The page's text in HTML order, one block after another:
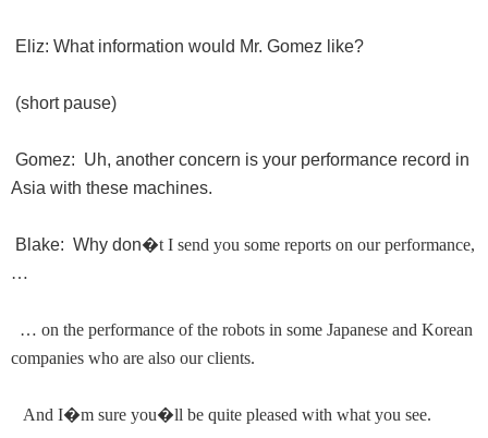
Eliz: What information would Mr. Gomez like?
(short pause)
Gomez: Uh, another concern is your performance record in
Asia with these machines.
Blake: Why don�t I send you some reports on our performance,
…
… on the performance of the robots in some Japanese and Korean
companies who are also our clients.
And I�m sure you�ll be quite pleased with what you see.